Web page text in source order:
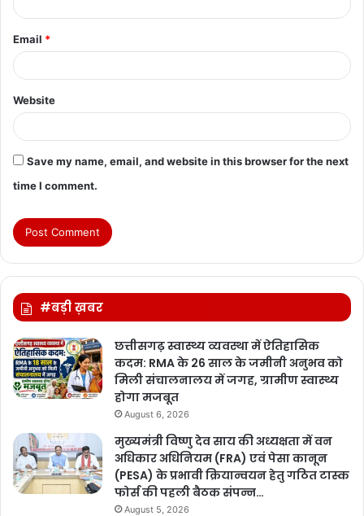
Email *
Website
Save my name, email, and website in this browser for the next
time I comment.
#बड़ी ख़बर
छत्तीसगढ़ स्वास्थ्य व्यवस्था में ऐतिहासिक
कदम: RMA के 26 साल के जमीनी अनुभव को
मिली संचालनालय में जगह, ग्रामीण स्वास्थ्य
होगा मजबूत
August 6, 2026
मुख्यमंत्री विष्णु देव साय की अध्यक्षता में वन
अधिकार अधिनियम (FRA) एवं पेसा कानून
(PESA) के प्रभावी क्रियान्वयन हेतु गठित टास्क
फोर्स की पहली बैठक संपन्न…
August 5, 2026